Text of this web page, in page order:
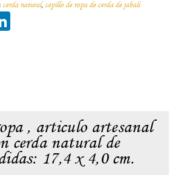
cerda natural, cepillo de ropa de cerda de jabali
, articulo artesanal
cerda natural de
17,4 x 4,0 cm.